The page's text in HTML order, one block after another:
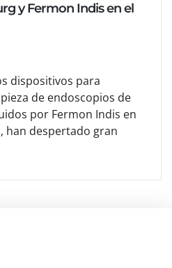
y Fermon Indis en el
dispositivos para
de endoscopios de
por Fermon Indis en
han despertado gran